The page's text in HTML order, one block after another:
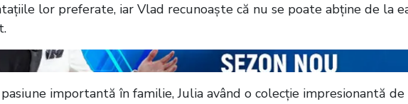
lor preferate, iar Vlad recunoaște că nu se poate abține de la
importantă în familie, Julia având o colecție impresionantă de